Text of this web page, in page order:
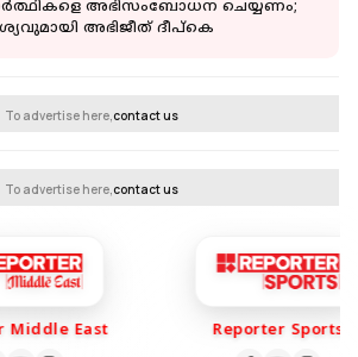
അഭിസംബോധന ചെയ്യണം;
അഭിജീത് ദീപ്‌കെ
To advertise here, contact us
To advertise here, contact us
East Reporter Sports